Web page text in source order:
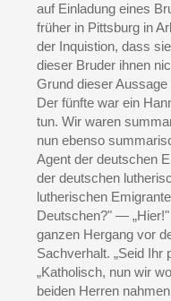
auf Einladung eines
früher in Pittsburg in
der Inquistion, dass
dieser Bruder ihnen
Grund dieser
Der fünfte war ein
tun. Wir waren
nun ebenso
Agent der deutschen
der deutschen
lutherischen
Deutschen?" —
ganzen Hergang vor
Sachverhalt. „Seid Ihr
„Katholisch, nun wir
beiden Herren